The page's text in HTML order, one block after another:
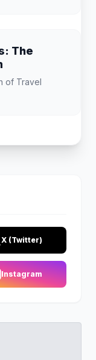
The
of Travel
X (Twitter)
Instagram